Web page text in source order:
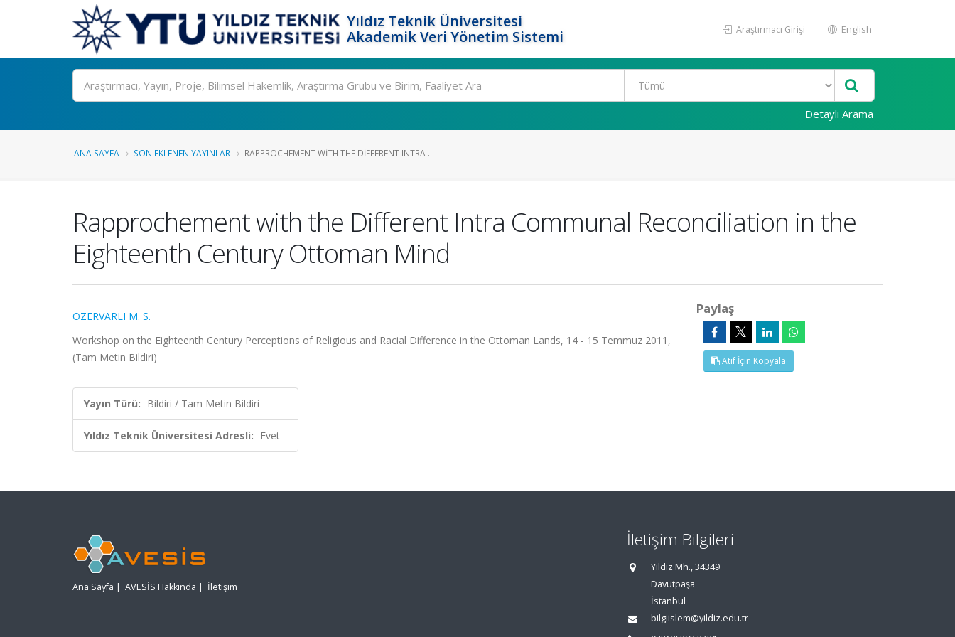
Yıldız Teknik Üniversitesi
Akademik Veri Yönetim Sistemi
Araştırmacı Girişi English
Ara
Detaylı Arama
ANA SAYFA SON EKLENEN YAYINLAR RAPPROCHEMENT WITH THE DIFFERENT INTRA ...
Rapprochement with the Different Intra Communal Reconciliation in the
Eighteenth Century Ottoman Mind
ÖZERVARLI M. S.
Workshop on the Eighteenth Century Perceptions of Religious and Racial Difference in the Ottoman Lands, 14 - 15 Temmuz 2011,
(Tam Metin Bildiri)
Yayın Türü: Bildiri / Tam Metin Bildiri
Yıldız Teknik Üniversitesi Adresli: Evet
Paylaş
Atıf İçin Kopyala
Ana Sayfa | AVESİS Hakkında | İletişim
İletişim Bilgileri
Yıldız Mh., 34349
Davutpaşa
İstanbul
bilgiislem@yildiz.edu.tr